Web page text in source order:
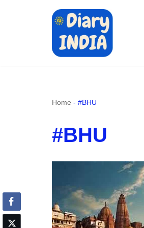
Home - #BHU
#BHU